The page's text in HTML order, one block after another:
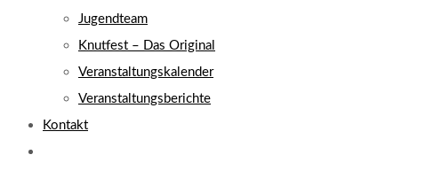
Jugendteam
Knutfest – Das Original
Veranstaltungskalender
Veranstaltungsberichte
Kontakt